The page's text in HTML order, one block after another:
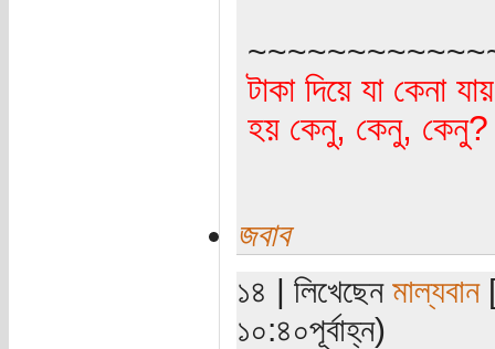
টাকা দিয়ে যা কেনা
হয় কেনু, কেনু,
জবাব
১৪ | লিখেছেন মাল্যবান
১০:৪০পূর্বাহ্ন)